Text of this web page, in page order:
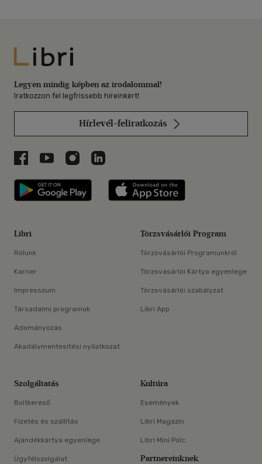
Libri
Legyen mindig képben az irodalommal!
Iratkozzon fel legfrissebb híreinkért!
Hírlevél-feliratkozás
Libri a Facebookon
Libri a Youtube-on
Libri az Instagramon
Libri a LinkedInen
Libri applikáció Szerezd meg: Google
Libri
Rólunk
Karrier
Impresszum
Társadalmi programok
Adományozás
Akadálymentesítési nyilatkozat
Törzsvásárlói Program
Törzsvásárlói Programunkról
Törzsvásárlói Kártya egyenlege
Törzsvásárlói szabályzat
Libri App
Szolgáltatás
Boltkereső
Fizetés és szállítás
Ajándékkártya egyenlege
Ügyfélszolgálat
Kultúra
Események
Libri Magazin
Libri Mini Polc
Partnereinknek